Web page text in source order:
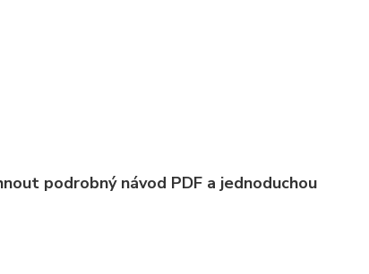
podrobný návod PDF a jednoduchou